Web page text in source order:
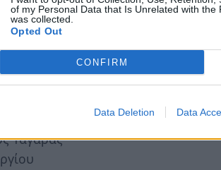
of my Personal Data that Is Unrelated with the
was collected.
Opted Out
CONFIRM
Data Deletion Data
και Κλιματικής Αλλαγής
Ταγαράς